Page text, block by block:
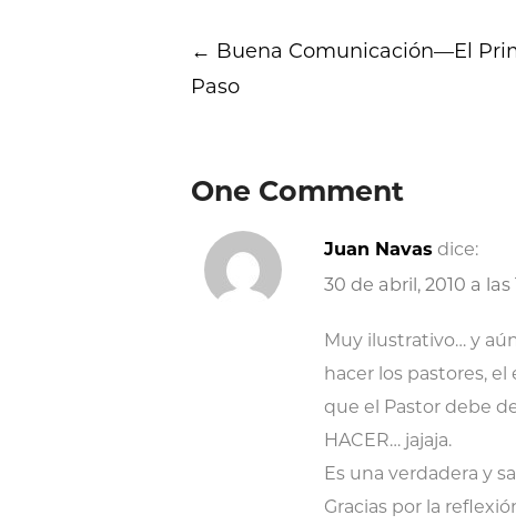
navigation
← Buena Comunicación—El
Paso
One Comment
Juan Navas dice:
30 de abril, 2010 a las
Muy ilustrativo… y
hacer los pastores,
que el Pastor debe
HACER… jajaja.
Es una verdadera y
Gracias por la